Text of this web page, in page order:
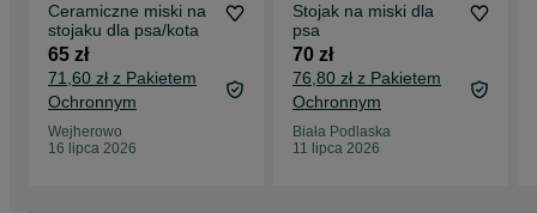
Ceramiczne miski na
stojaku dla psa/kota
65 zł
71,60 zł z Pakietem
Ochronnym
Wejherowo
16 lipca 2026
Stojak na miski dla
psa
70 zł
76,80 zł z Pakietem
Ochronnym
Biała Podlaska
11 lipca 2026